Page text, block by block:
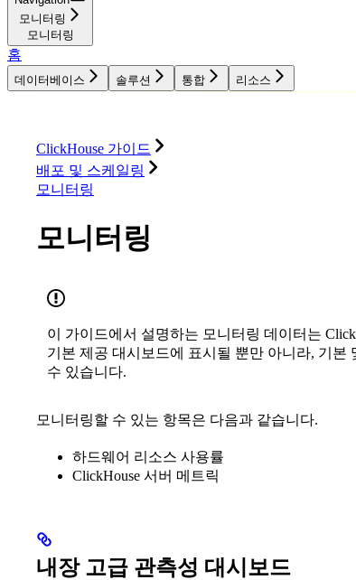
모니터링
모니터링
홈
데이터베이스 솔루션 통합 리소스
ClickHouse 가이드
배포 및 스케일링
모니터링
모니터링
이 가이드에서 설명하는 모니터링 데이터는
기본 제공 대시보드에 표시될 뿐만 아니라, 기
수 있습니다.
모니터링할 수 있는 항목은 다음과 같습니다.
하드웨어 리소스 사용률
ClickHouse 서버 메트릭
내장 고급 관측성 대시보드